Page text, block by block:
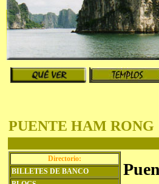
PUENTE HAM RONG
Directorio:
BILLETES DE BANCO